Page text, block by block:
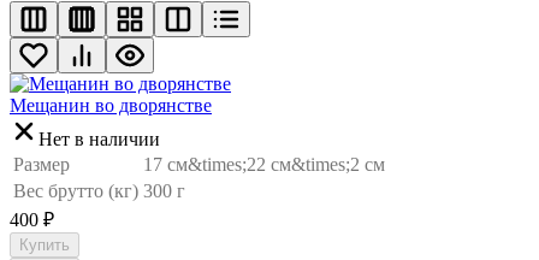
Мещанин во дворянстве
Нет в наличии
Размер
17 см&times;22 см&times;2 см
Вес брутто (кг) 300 г
400 ₽
Купить